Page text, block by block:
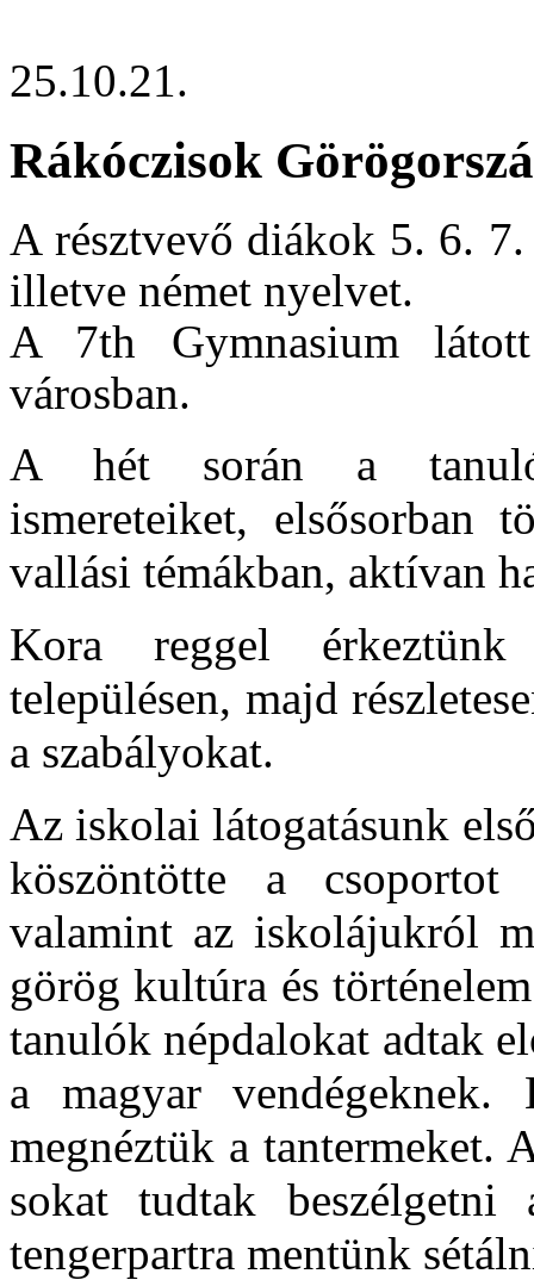
25.10.21.
Rákóczisok
A résztvevő diákok 5. 6.
illetve német nyelvet.
A 7th Gymnasium látott
városban.
A hét során a
ismereteiket, elsősorban
vallási témákban, aktívan
Kora reggel érkeztünk
településen, majd
a szabályokat.
Az iskolai látogatásunk
köszöntötte a
valamint az iskolájukról
görög kultúra és
tanulók népdalokat adtak
a magyar
megnéztük a tantermeket.
sokat tudtak
tengerpartra mentünk